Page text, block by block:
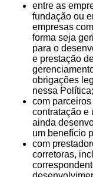
entre as
fundação ou
empresas
forma seja
para o
e prestação
obrigações
nessa Política;
com
contratação e
ainda
um benefício
com
corretoras,